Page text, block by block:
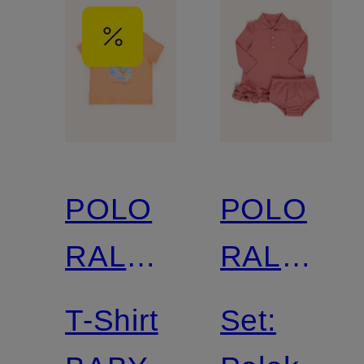
POLO
RALPH
LAUREN
T-Shirt
POLO
RALPH
LAUREN
Set: